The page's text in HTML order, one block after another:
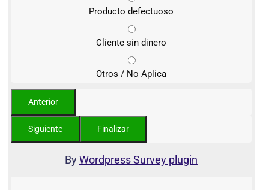
Producto defectuoso
Cliente sin dinero
Otros / No Aplica
ByWordpress Survey plugin